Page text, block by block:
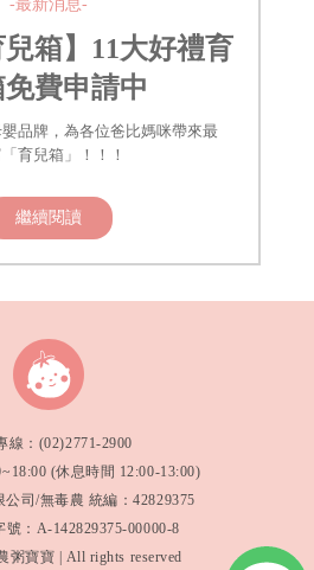
-最新消息-
兒箱】11大好禮育
免費申請中
品牌，為各位爸比媽咪帶來最
育兒箱」！！！
繼續閱讀
線：(02)2771-2900
(休息時間 12:00-13:00)
司/無毒農 統編：42829375
號：A-142829375-00000-8
粥寶寶 | All rights reserved